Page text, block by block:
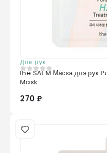
Для рук
0 из 5
the SAEM Маска для рук
Mask
270 ₽